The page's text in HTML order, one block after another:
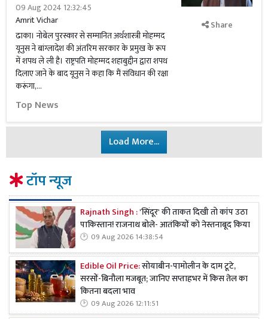
09 Aug 2024 12:32:45
Amrit Vichar
ढाका। नोबेल पुरस्कार से सम्मानित अर्थशास्त्री मोहम्मद
यूनुस ने बांग्लादेश की अंतरिम सरकार के प्रमुख के रूप
में शपथ ले ली है। राष्ट्रपति मोहम्मद शहाबुद्दीन द्वारा शपथ
दिलाए जाने के बाद यूनुस ने कहा कि मैं संविधान की रक्षा
करूंगा,...
Top News
Share
Load More...
टॉप न्यूज
Rajnath Singh :'सिंदूर' की ताकत दिखी तो कांप उठा
पाकिस्तान! राजनाथ बोले- आतंकियों को नेस्तनाबूद किया
09 Aug 2026 14:38:54
Edible Oil Price:सोयाबीन-पामोलीन के दाम टूटे,
सरसों-बिनौला मजबूत; जानिए सप्ताहभर में किस तेल का
कितना बदला भाव
09 Aug 2026 12:11:51